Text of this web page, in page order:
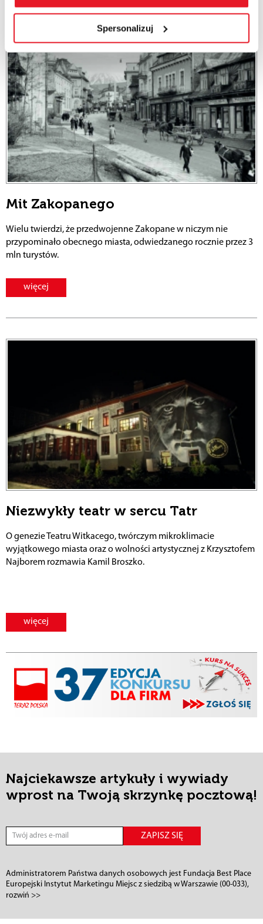
Spersonalizuj
Mit Zakopanego
Wielu twierdzi, że przedwojenne Zakopane w niczym nie
przypominało obecnego miasta, odwiedzanego rocznie przez 3
mln turystów.
więcej
Niezwykły teatr w sercu Tatr
O genezie Teatru Witkacego, twórczym mikroklimacie
wyjątkowego miasta oraz o wolności artystycznej z Krzysztofem
Najborem rozmawia Kamil Broszko.
więcej
Najciekawsze artykuły i wywiady
wprost na Twoją skrzynkę pocztową!
ZAPISZ SIĘ
Administratorem Państwa danych osobowych jest Fundacja Best Place
Europejski Instytut Marketingu Miejsc z siedzibą w Warszawie (00-033),
przy ul. Górskiego 1. Z administratorem danych można się
rozwiń >>